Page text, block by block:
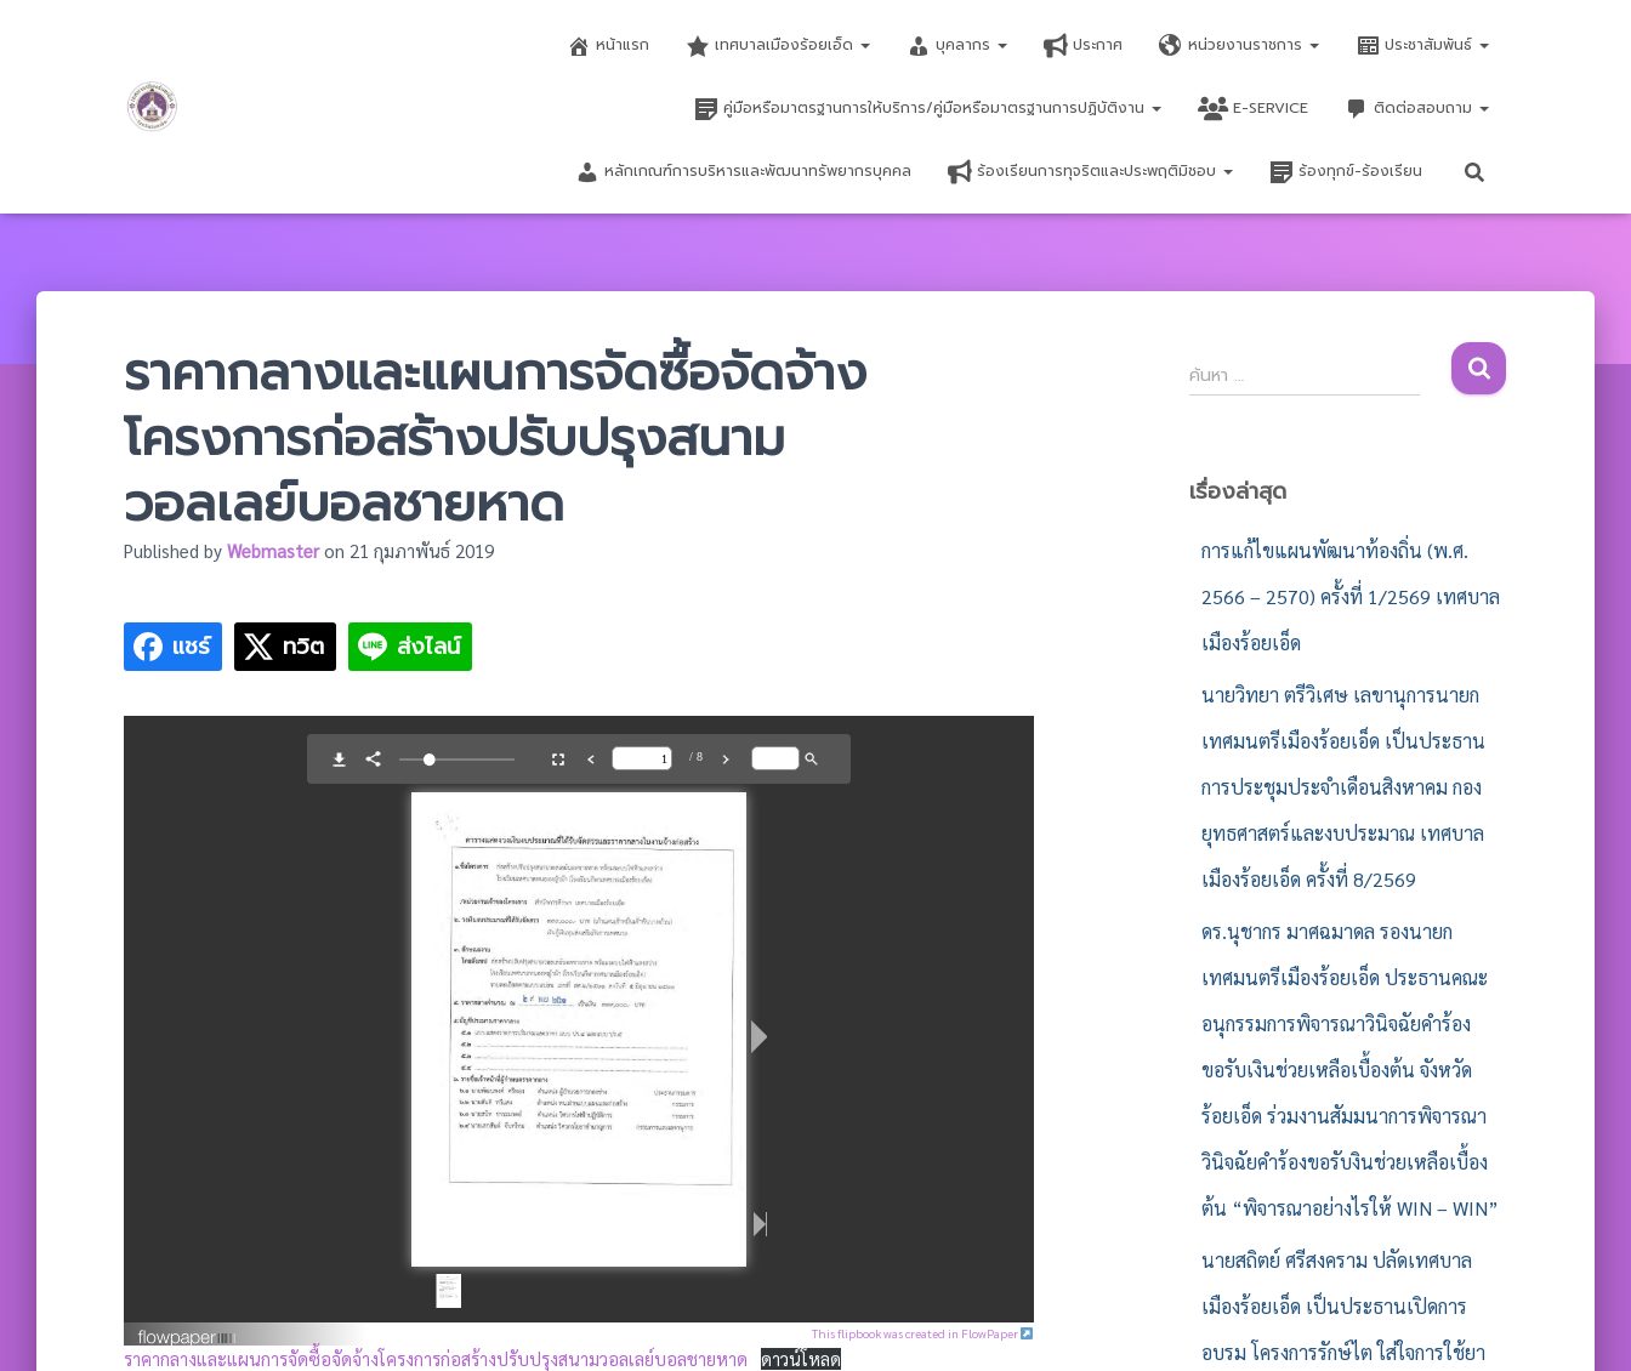
หน้าแรก เทศบาลเมืองร้อยเอ็ด บุคลากร ประกาศ หน่วยงานราชการ ประชาสัมพันธ์
คู่มือหรือมาตรฐานการให้บริการ/คู่มือหรือมาตรฐานการปฏิบัติงาน E-SERVICE ติดต่อสอบถาม
หลักเกณฑ์การบริหารและพัฒนาทรัพยากรบุคคล ร้องเรียนการทุจริตและประพฤติมิชอบ ร้องทุกข์-ร้องเรียน
ราคากลางและแผนการจัดซื้อจัดจ้าง
โครงการก่อสร้างปรับปรุงสนาม
วอลเลย์บอลชายหาด
Published by Webmasteron 21 กุมภาพันธ์ 2019
แชร์ ทวิต ส่งไลน์
This flipbook was created in FlowPaper
ราคากลางและแผนการจัดซื้อจัดจ้างโครงการก่อสร้างปรับปรุงสนามวอลเลย์บอลชายหาด ดาวน์โหลด
ค้
น
สำ
ค้นหา …
เรื่องล่าสุด
การแก้ไขแผนพัฒนาท้องถิ่น (พ.ศ.
2566 – 2570) ครั้งที่ 1/2569 เทศบาล
เมืองร้อยเอ็ด
นายวิทยา ตรีวิเศษ เลขานุการนายก
เทศมนตรีเมืองร้อยเอ็ด เป็นประธาน
การประชุมประจำเดือนสิงหาคม กอง
ยุทธศาสตร์และงบประมาณ เทศบาล
เมืองร้อยเอ็ด ครั้งที่ 8/2569
ดร.นุชากร มาศฉมาดล รองนายก
เทศมนตรีเมืองร้อยเอ็ด ประธานคณะ
อนุกรรมการพิจารณาวินิจฉัยคำร้อง
ขอรับเงินช่วยเหลือเบื้องต้น จังหวัด
ร้อยเอ็ด ร่วมงานสัมมนาการพิจารณา
วินิจฉัยคำร้องขอรับงินช่วยเหลือเบื้อง
ต้น “พิจารณาอย่างไรให้ WIN – WIN”
นายสถิตย์ ศรีสงคราม ปลัดเทศบาล
เมืองร้อยเอ็ด เป็นประธานเปิดการ
อบรม โครงการรักษ์ไต ใส่ใจการใช้ยา